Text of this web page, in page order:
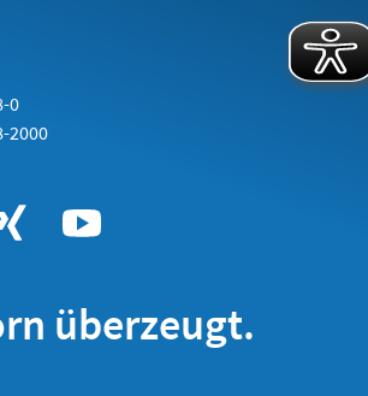
0
2000
überzeugt.